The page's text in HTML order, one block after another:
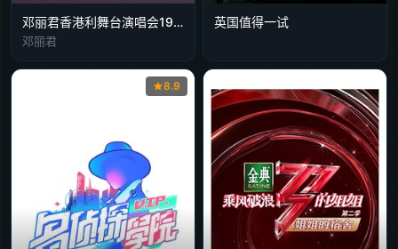
邓丽君香港利舞台演唱会1976
邓丽君
英国值得一试
8.9